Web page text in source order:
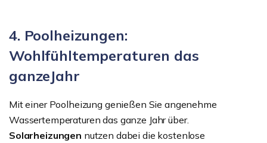
4. Poolheizungen:
Wohlfühltemperaturen das
ganzeJahr
Mit einer Poolheizung genießen Sie angenehme
Wassertemperaturen das ganze Jahr über.
Solarheizungen nutzen dabei die kostenlose